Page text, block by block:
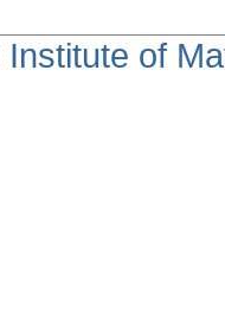
Institute of